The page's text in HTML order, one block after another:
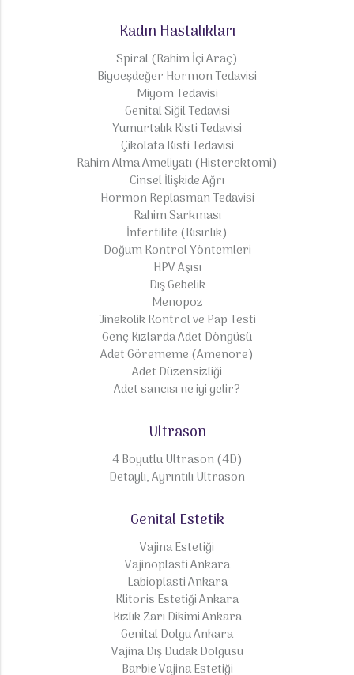
Kadın Hastalıkları
Spiral (Rahim İçi Araç)
Biyoeşdeğer Hormon Tedavisi
Miyom Tedavisi
Genital Siğil Tedavisi
Yumurtalık Kisti Tedavisi
Çikolata Kisti Tedavisi
Rahim Alma Ameliyatı (Histerektomi)
Cinsel İlişkide Ağrı
Hormon Replasman Tedavisi
Rahim Sarkması
İnfertilite (Kısırlık)
Doğum Kontrol Yöntemleri
HPV Aşısı
Dış Gebelik
Menopoz
Jinekolik Kontrol ve Pap Testi
Genç Kızlarda Adet Döngüsü
Adet Görememe (Amenore)
Adet Düzensizliği
Adet sancısı ne iyi gelir?
Ultrason
4 Boyutlu Ultrason (4D)
Detaylı, Ayrıntılı Ultrason
Genital Estetik
Vajina Estetiği
Vajinoplasti Ankara
Labioplasti Ankara
Klitoris Estetiği Ankara
Kızlık Zarı Dikimi Ankara
Genital Dolgu Ankara
Vajina Dış Dudak Dolgusu
Barbie Vajina Estetiği